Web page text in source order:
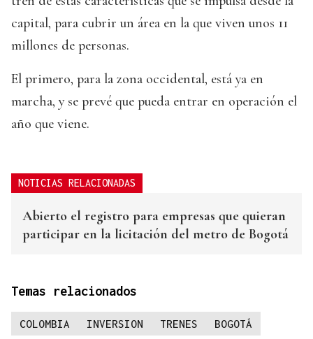
capital, para cubrir un área en la que viven unos 11
millones de personas.
El primero, para la zona occidental, está ya en
marcha, y se prevé que pueda entrar en operación el
año que viene.
NOTICIAS RELACIONADAS
Abierto el registro para empresas que quieran
participar en la licitación del metro de Bogotá
Temas relacionados
COLOMBIA INVERSION TRENES BOGOTÁ